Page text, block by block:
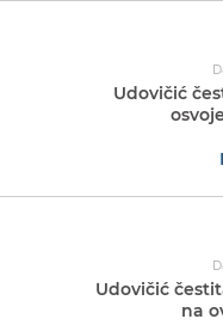
Udovičić
Udovičić
na